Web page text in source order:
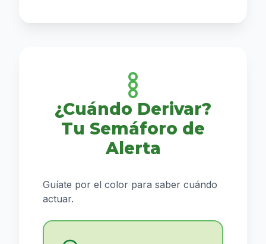
¿Cuándo Derivar?
Tu Semáforo de
Alerta
Guíate por el color para saber cuándo
actuar.